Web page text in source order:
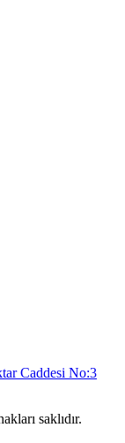
Caddesi No:3
saklıdır.